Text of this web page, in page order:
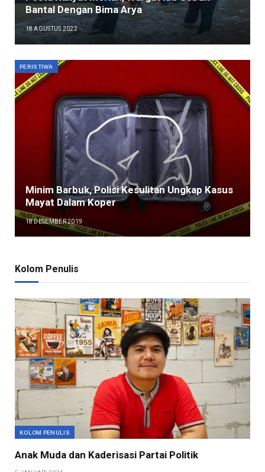
Bantal Dengan Bima Arya
18 AGUSTUS 2022
PERISTIWA
Minim Barbuk, Polisi Kesulitan Ungkap Kasus
Mayat Dalam Koper
18 DESEMBER 2019
Kolom Penulis
KOLOM PENULIS
Anak Muda dan Kaderisasi Partai Politik